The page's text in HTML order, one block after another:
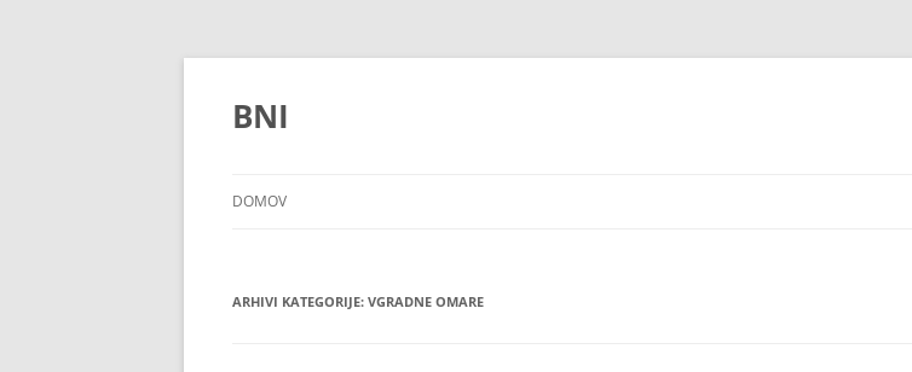
Preskoči
BNI
DOMOV
ARHIVI KATEGORIJE: VGRADNE OMARE